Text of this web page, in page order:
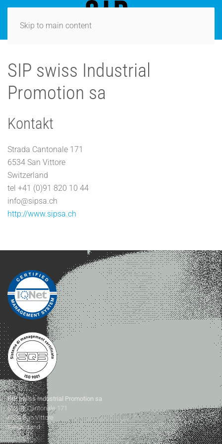
Skip to main content
SIP swiss Industrial
Promotion sa
Kontakt
Adresse:
Strada Cantonale 171
6534 San Vittore
Switzerland
Telefon:
tel +41 (0)91 820 10 44
Mobil:
info@sipsa.ch
Website:
http://www.sipsa.ch
SIP swiss Industrial Promotion sa
Strada Cantonale 171
6534 San Vittore
Switzerland